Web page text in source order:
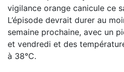
vigilance orange canicule ce
L’épisode devrait durer au
semaine prochaine, avec un
et vendredi et des
à 38°C.